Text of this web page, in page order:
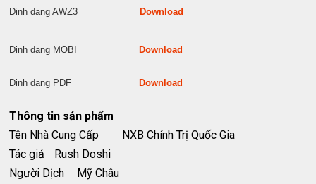
Định dạng AWZ3 Download
Định dạng MOBI Download
Định dạng PDF Download
Thông tin sản phẩm
Tên Nhà Cung Cấp
NXB Chính Trị Quốc Gia
Tác giả
Rush Doshi
Người Dịch
Mỹ Châu